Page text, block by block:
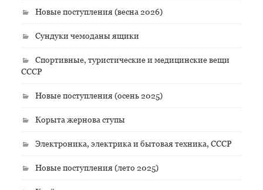
Новые поступления (весна 2026)
Сундуки чемоданы ящики
Спортивные, туристические и медицинские вещи
СССР
Новые поступления (осень 2025)
Корыта жернова ступы
Электроника, электрика и бытовая техника, СССР
Новые поступления (лето 2025)